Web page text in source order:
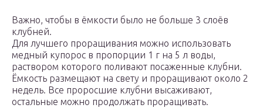
Важно, чтобы в ёмкости было не больше 3 слоёв
клубней.
Для лучшего проращивания можно использовать
медный купорос в пропорции 1 г на 5 л воды,
раствором которого поливают посаженные клубни.
Ёмкость размещают на свету и проращивают около 2
недель. Все проросшие клубни высаживают,
остальные можно продолжать проращивать.